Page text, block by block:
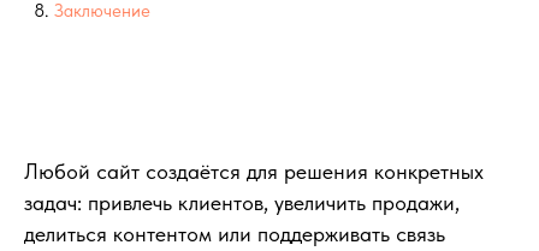
Любой сайт создаётся для решения конкретных
задач: привлечь клиентов, увеличить продажи,
делиться контентом или поддерживать связь